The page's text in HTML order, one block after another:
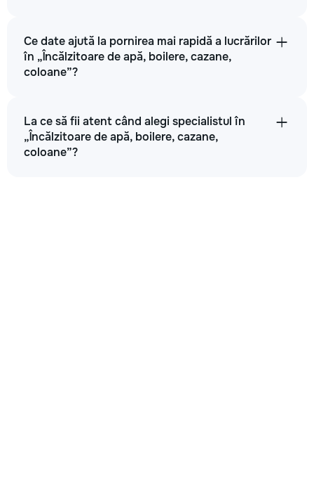
Ce date ajută la pornirea mai rapidă a lucrărilor
în „Încălzitoare de apă, boilere, cazane,
coloane”?
La ce să fii atent când alegi specialistul în
„Încălzitoare de apă, boilere, cazane,
coloane”?